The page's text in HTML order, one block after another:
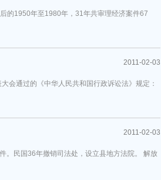
的1950年至1980年，31年共审理经济案件67
2011-02-03
会通过的《中华人民共和国行政诉讼法》规定：
2011-02-03
。民国36年撤销司法处，设立县地方法院。 解放